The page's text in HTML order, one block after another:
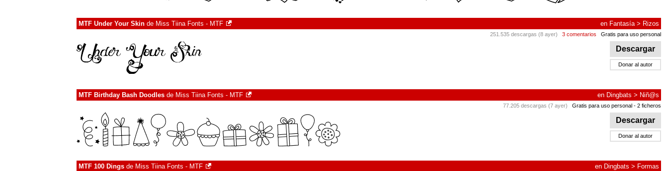
MTF Under Your Skin de Miss Tiina Fonts - MTF en Fantasía> Rizos
251.535 descargas (8 ayer) 3 comentarios Gratis para uso personal
Descargar
Donar al autor
MTF Birthday Bash Doodles de Miss Tiina Fonts - MTF en Dingbats > Niñ@s
77.205 descargas (7 ayer) Gratis para uso personal - 2 ficheros
Descargar
Donar al autor
MTF 100 Dings de Miss Tiina Fonts - MTF en Dingbats > Formas